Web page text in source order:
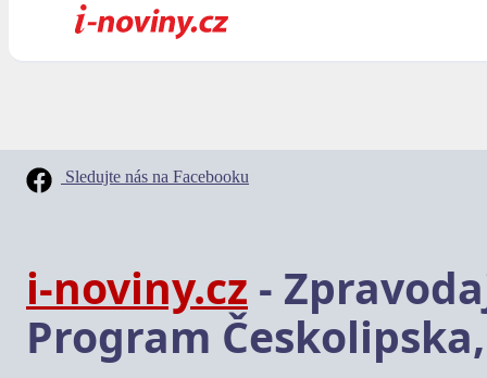
Sledujte nás na Facebooku
i-noviny.cz -
Program